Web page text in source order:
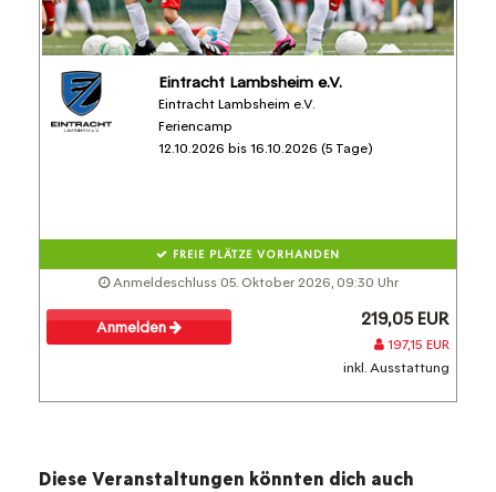
Eintracht Lambsheim e.V.
Eintracht Lambsheim e.V.
Feriencamp
12.10.2026 bis 16.10.2026 (5 Tage)
FREIE PLÄTZE VORHANDEN
Anmeldeschluss 05. Oktober 2026, 09:30 Uhr
Anmelden 219,05 EUR
197,15 EUR
inkl. Ausstattung
Diese Veranstaltungen könnten dich auch